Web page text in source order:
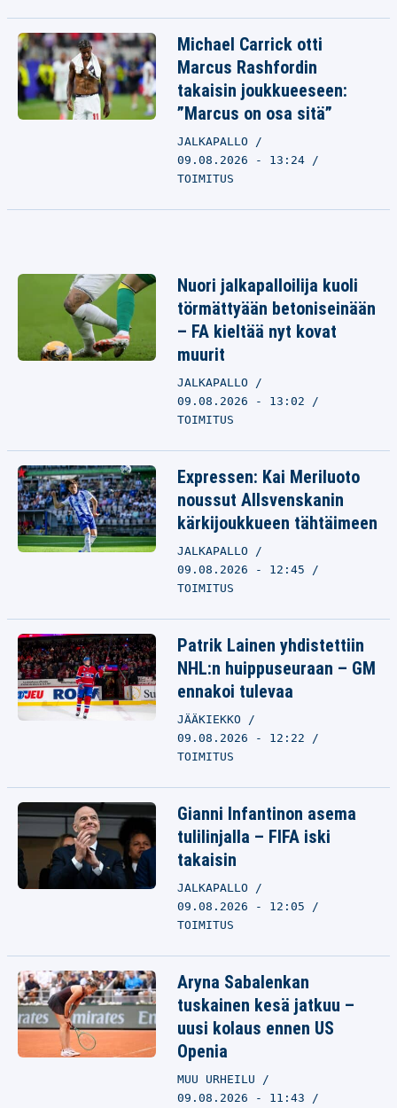
Michael Carrick otti
Marcus Rashfordin
takaisin joukkueeseen:
”Marcus on osa sitä”
JALKAPALLO
09.08.2026 - 13:24
TOIMITUS
Nuori jalkapalloilija kuoli
törmättyään betoniseinään
– FA kieltää nyt kovat
muurit
JALKAPALLO
09.08.2026 - 13:02
TOIMITUS
Expressen: Kai Meriluoto
noussut Allsvenskanin
kärkijoukkueen tähtäimeen
JALKAPALLO
09.08.2026 - 12:45
TOIMITUS
Patrik Lainen yhdistettiin
NHL:n huippuseuraan – GM
ennakoi tulevaa
JÄÄKIEKKO
09.08.2026 - 12:22
TOIMITUS
Gianni Infantinon asema
tulilinjalla – FIFA iski
takaisin
JALKAPALLO
09.08.2026 - 12:05
TOIMITUS
Aryna Sabalenkan
tuskainen kesä jatkuu –
uusi kolaus ennen US
Openia
MUU URHEILU
09.08.2026 - 11:43